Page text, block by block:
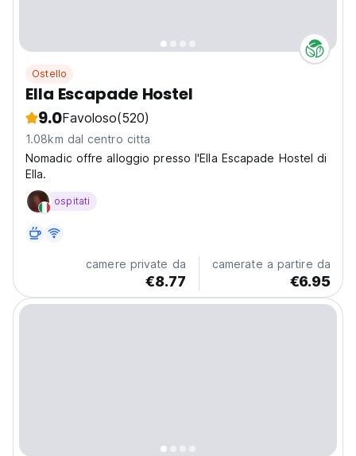
Ostello
Ella Escapade Hostel
9.0Favoloso(520)
1.08km dal centro citta
Nomadic offre alloggio presso l'Ella Escapade Hostel di
Ella.
ospitati
camere private da
€8.77
camerate a partire da
€6.95